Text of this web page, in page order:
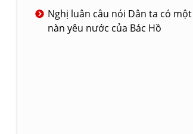
Nghị luân câu nói Dân ta có
nàn yêu nước của Bác Hồ